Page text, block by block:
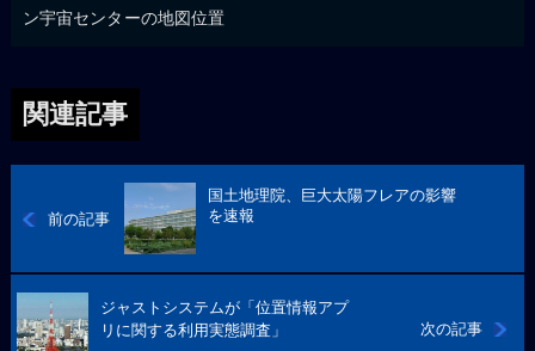
ン宇宙センターの地図位置
関連記事
前の記事
国土地理院、巨大太陽フレアの影響
を速報
次の記事
ジャストシステムが「位置情報アプ
リに関する利用実態調査」